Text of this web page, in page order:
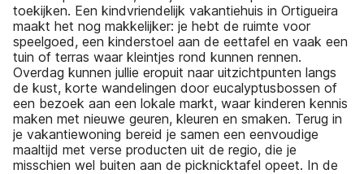
toekijken. Een kindvriendelijk vakantiehuis in Ortigueira
maakt het nog makkelijker: je hebt de ruimte voor
speelgoed, een kinderstoel aan de eettafel en vaak een
tuin of terras waar kleintjes rond kunnen rennen.
Overdag kunnen jullie eropuit naar uitzichtpunten langs
de kust, korte wandelingen door eucalyptusbossen of
een bezoek aan een lokale markt, waar kinderen kennis
maken met nieuwe geuren, kleuren en smaken. Terug in
je vakantiewoning bereid je samen een eenvoudige
maaltijd met verse producten uit de regio, die je
misschien wel buiten aan de picknicktafel opeet. In de